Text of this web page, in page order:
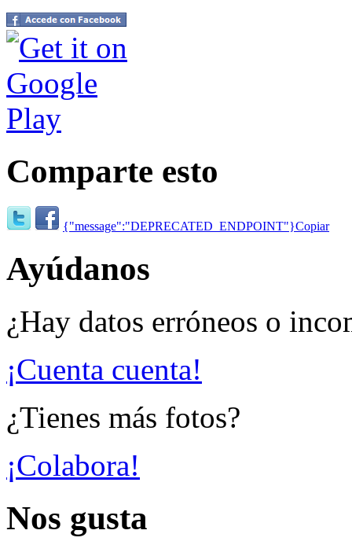
Comparte esto
{"message":"DEPRECATED_ENDPOINT"}Copiar
Ayúdanos
¿Hay datos erróneos o
¡Cuenta cuenta!
¿Tienes más fotos?
¡Colabora!
Nos gusta